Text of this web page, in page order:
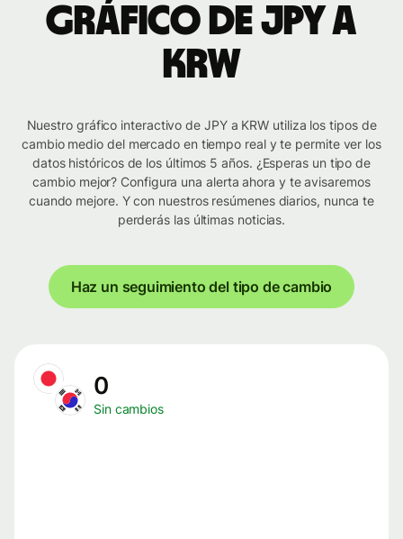
Gráfico de JPY a
KRW
Nuestro gráfico interactivo de JPY a KRW utiliza los tipos de
cambio medio del mercado en tiempo real y te permite ver los
datos históricos de los últimos 5 años. ¿Esperas un tipo de
cambio mejor? Configura una alerta ahora y te avisaremos
cuando mejore. Y con nuestros resúmenes diarios, nunca te
perderás las últimas noticias.
Haz un seguimiento del tipo de cambio
0
Sin cambios